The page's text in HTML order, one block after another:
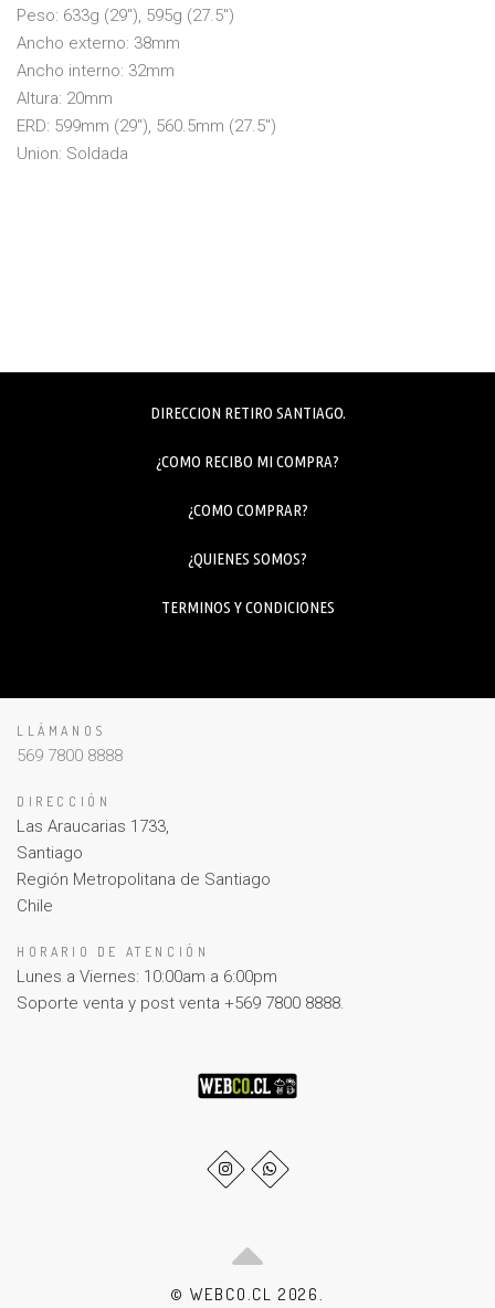
Peso: 633g (29"), 595g (27.5")
Ancho externo: 38mm
Ancho interno: 32mm
Altura: 20mm
ERD: 599mm (29"), 560.5mm (27.5")
Union: Soldada
DIRECCION RETIRO SANTIAGO.
¿COMO RECIBO MI COMPRA?
¿COMO COMPRAR?
¿QUIENES SOMOS?
TERMINOS Y CONDICIONES
LLÁMANOS
569 7800 8888
DIRECCIÓN
Las Araucarias 1733,
Santiago
Región Metropolitana de Santiago
Chile
HORARIO DE ATENCIÓN
Lunes a Viernes: 10:00am a 6:00pm
Soporte venta y post venta +569 7800 8888.
© WEBCO.CL 2026.